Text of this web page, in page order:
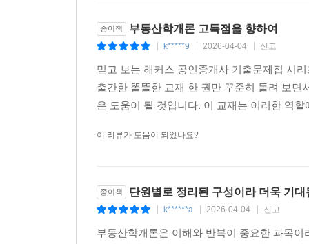
종이책 부동산학개론 고득점을 향하여
k*****9 2026-04-04 신고
믿고 보는 해커스 공인중개사 기출문제집 시
출간한 똘똘한 교재 한 권만 꾸준히 돌려 보
은 도움이 될 것입니다. 이 교재는 이러한 역
이 리뷰가 도움이 되었나요?
종이책 단원별로 정리된 구성이라 더욱 기대
k******a 2026-04-04 신고
부동산학개론은 이해와 반복이 중요한 과목